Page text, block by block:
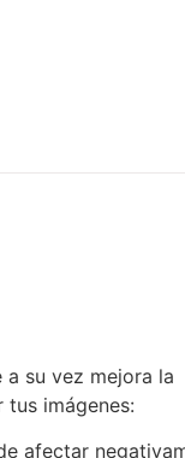
su vez mejora la
imágenes:
afectar